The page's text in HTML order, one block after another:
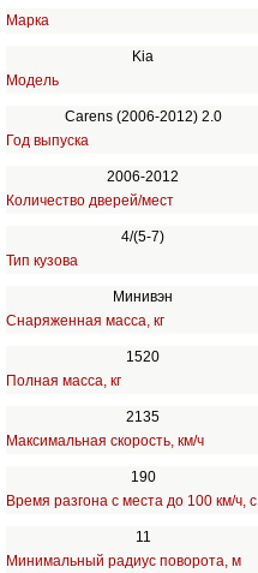
Марка
Kia
Модель
Carens (2006-2012) 2.0
Год выпуска
2006-2012
Количество дверей/мест
4/(5-7)
Тип кузова
Минивэн
Снаряженная масса, кг
1520
Полная масса, кг
2135
Максимальная скорость, км/ч
190
Время разгона с места до 100 км/ч, с
11
Минимальный радиус поворота, м